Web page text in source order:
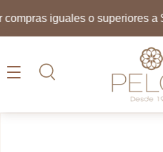
iguales o superiores a